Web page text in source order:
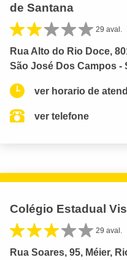
de Santana
29 aval.
Rua Alto do Rio Doce,
São José Dos Campos -
ver horario de
ver telefone
Colégio Estadual
29 aval.
Rua Soares, 95, Méier,